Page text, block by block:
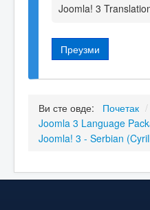
Joomla! 3
Преузми
Ви сте овде: Почетак /
Joomla 3 Language
Joomla! 3 - Serbian